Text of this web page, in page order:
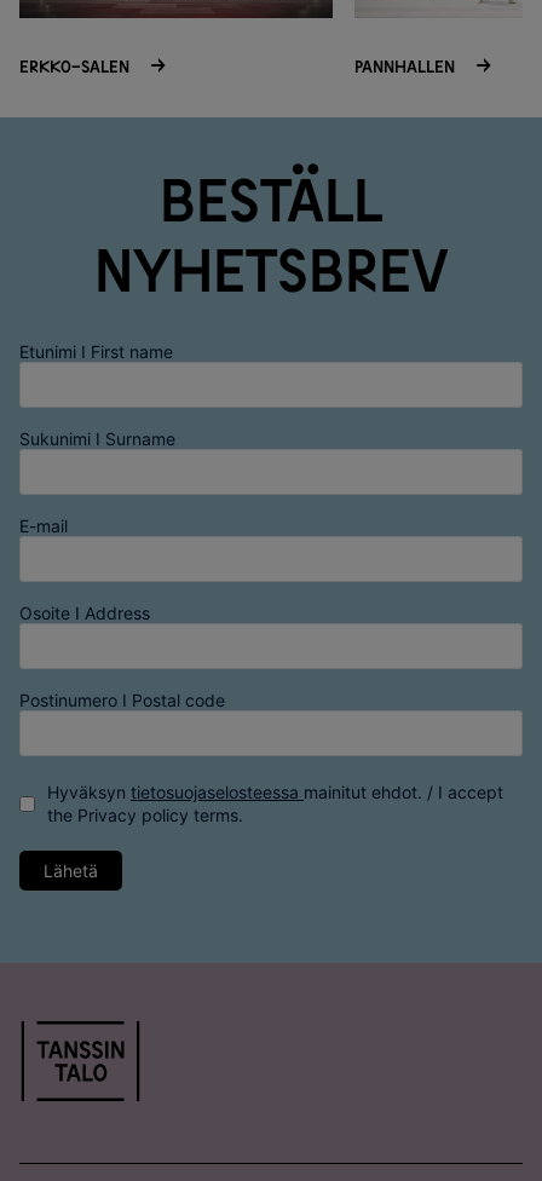
ERKKO-SALEN PANNHALLEN
Beställ
nyhetsbrev
Etunimi I First name
Sukunimi I Surname
E-mail
Osoite I Address
Postinumero I Postal code
Hyväksyn tietosuojaselosteessa mainitut ehdot. / I accept
the Privacy policy terms.
Lähetä